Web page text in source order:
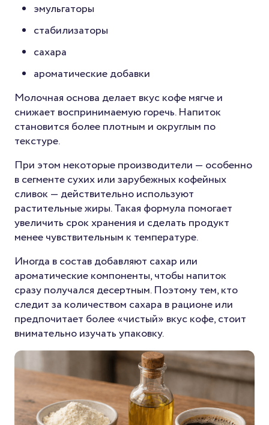
эмульгаторы
стабилизаторы
сахара
ароматические добавки
Молочная основа делает вкус кофе мягче и
снижает воспринимаемую горечь. Напиток
становится более плотным и округлым по
текстуре.
При этом некоторые производители — особенно
в сегменте сухих или зарубежных кофейных
сливок — действительно используют
растительные жиры. Такая формула помогает
увеличить срок хранения и сделать продукт
менее чувствительным к температуре.
Иногда в состав добавляют сахар или
ароматические компоненты, чтобы напиток
сразу получался десертным. Поэтому тем, кто
следит за количеством сахара в рационе или
предпочитает более «чистый» вкус кофе, стоит
внимательно изучать упаковку.